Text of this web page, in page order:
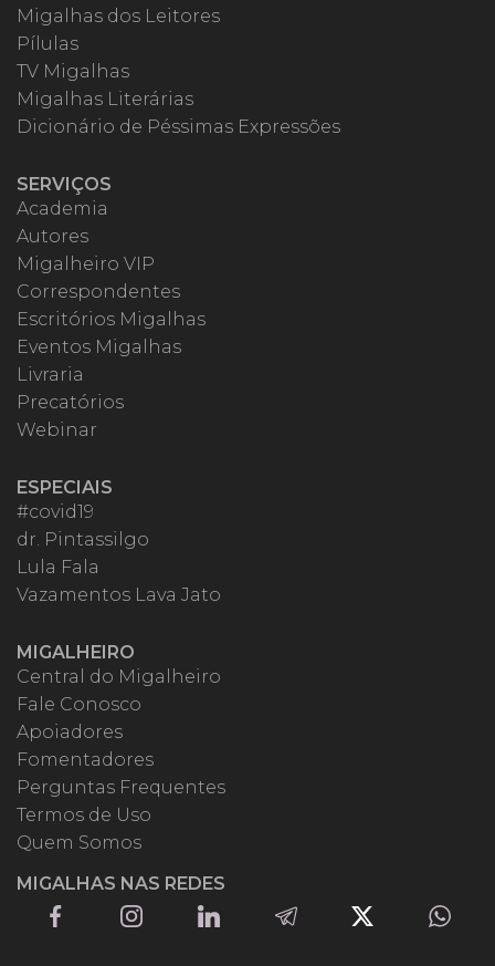
Migalhas dos Leitores
Pílulas
TV Migalhas
Migalhas Literárias
Dicionário de Péssimas Expressões
SERVIÇOS
Academia
Autores
Migalheiro VIP
Correspondentes
Escritórios Migalhas
Eventos Migalhas
Livraria
Precatórios
Webinar
ESPECIAIS
#covid19
dr. Pintassilgo
Lula Fala
Vazamentos Lava Jato
MIGALHEIRO
Central do Migalheiro
Fale Conosco
Apoiadores
Fomentadores
Perguntas Frequentes
Termos de Uso
Quem Somos
MIGALHAS NAS REDES